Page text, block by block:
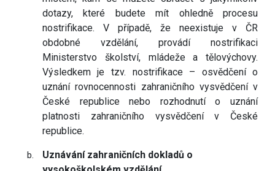
dotazy, které budete mít ohledně procesu
nostrifikace. V případě, že neexistuje v ČR
obdobné vzdělání, provádí nostrifikaci
Ministerstvo školství, mládeže a tělovýchovy.
Výsledkem je tzv. nostrifikace – osvědčení o
uznání rovnocennosti zahraničního vysvědčení v
České republice nebo rozhodnutí o uznání
platnosti zahraničního vysvědčení v České
republice.
Uznávání zahraničních dokladů o